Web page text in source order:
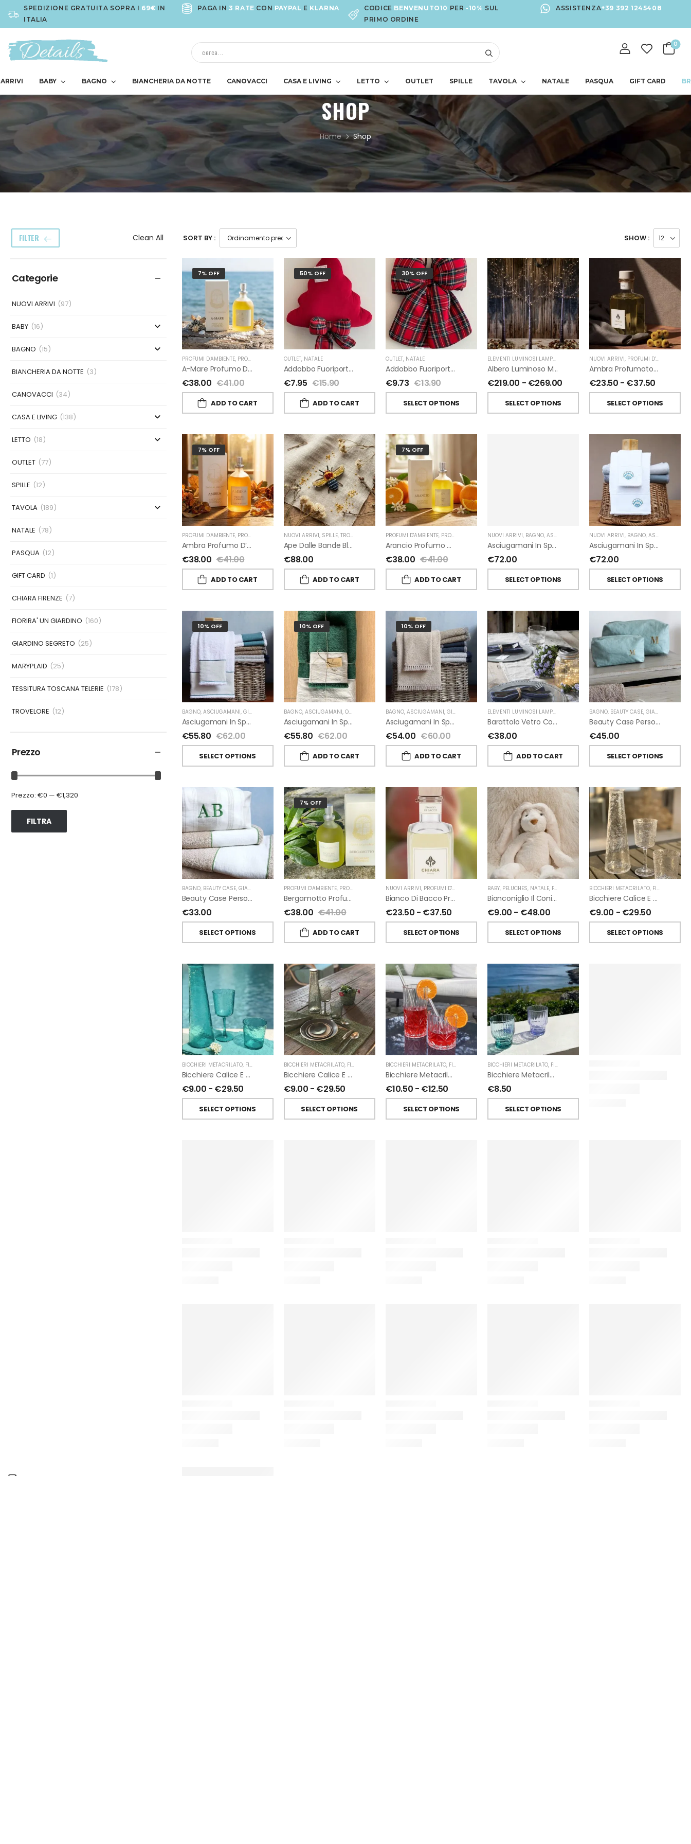
SPEDIZIONE GRATUITA SOPRA I 69€ IN
ITALIA
PAGA IN 3 RATE CON PAYPAL E KLARNA CODICE BENVENUTO10 PER -10% SUL
PRIMO ORDINE
ASSISTENZA+39 392 1245408
0
BABY BAGNO BIANCHERIA DA NOTTE CANOVACCI CASA E LIVING LETTO OUTLET SPILLE TAVOLA NATALE PASQUA GIFT CARD
SHOP
Home Shop
FILTER Clean All
Categorie
NUOVI ARRIVI (97)
BABY (16)
BAGNO (15)
BIANCHERIA DA NOTTE (3)
CANOVACCI (34)
CASA E LIVING (138)
LETTO (18)
OUTLET (77)
SPILLE (12)
TAVOLA (189)
NATALE (78)
PASQUA (12)
GIFT CARD (1)
CHIARA FIRENZE (7)
FIORIRA' UN GIARDINO (160)
GIARDINO SEGRETO (25)
MARYPLAID (25)
TESSITURA TOSCANA TELERIE (178)
TROVELORE (12)
Prezzo
FILTRA
Prezzo: €0 — €1,320
SORT BY : SHOW :
7% OFF
PROFUMI D'AMBIENTE, PROFUMI D'AMBIENTE FIORIRA' UN GIARDINO FIORIRA' UN GIARDINO
A-Mare Profumo D’ambiente Di Fiorirà Un Giardino
€38.00 €41.00
ADD TO CART
50% OFF
OUTLET, NATALE
Addobbo Fuoriporta Alberello Velluto Rosso Con Fiocchetto Tartan
€7.95 €15.90
ADD TO CART
30% OFF
OUTLET, NATALE
Addobbo Fuoriporta Fiocco In Velluto Rosso O In Tartan
€9.73 €13.90
SELECT OPTIONS
ELEMENTI LUMINOSI LAMPADE E LED NATALE,FIORIRA' UN GIARDINO
Albero Luminoso Marrone Interno-Esterno Di Fiorirà Un Giardino
€219.00 - €269.00
SELECT OPTIONS
NUOVI ARRIVI, PROFUMI D'AMBIENTE
Ambra Profumatori Per Ambiente A Bastoncini Di Chiara Firenze
€23.50 - €37.50
SELECT OPTIONS
7% OFF
PROFUMI D'AMBIENTE, PROFUMI D'AMBIENTE FIORIRA' UN GIARDINO ,FIORIRA' UN GIARDINO
Ambra Profumo D’ambiente Di Fiorirà Un Giardino
€38.00 €41.00
ADD TO CART
NUOVI ARRIVI, SPILLE, TROVELORE
Ape Dalle Bande Blu Spilla Decorata A Mano Di Trovelore
€88.00
ADD TO CART
7% OFF
PROFUMI D'AMBIENTE, PROFUMI D'AMBIENTE FIORIRA' UN GIARDINO ,FIORIRA' UN GIARDINO
Arancio Profumo D’ambiente Di Fiorirà Un Giardino
€38.00 €41.00
ADD TO CART
NUOVI ARRIVI, BAGNO, ASCIUGAMANI GIARDINO SEGRETO
Asciugamani In Spugna Con Fiori In Lino Applicati Di Giardino Segreto.
€72.00
SELECT OPTIONS
NUOVI ARRIVI, BAGNO, ASCIUGAMANI
Asciugamani In Spugna Con Ricami Marini Di Giardino Segreto.
€72.00
SELECT OPTIONS
10% OFF
BAGNO, ASCIUGAMANI, GIARDINO SEGRETO
Asciugamani In Spugna E Lino Di Giardino Segreto
€55.80 €62.00
SELECT OPTIONS
10% OFF
BAGNO, ASCIUGAMANI, OUTLET GIARDINO SEGRETO
Asciugamani In Spugna E Lino Di Giardino Segreto
€55.80 €62.00
ADD TO CART
10% OFF
BAGNO, ASCIUGAMANI, GIARDINO SEGRETO
Asciugamani In Spugna E Nappe Di Giardino Segreto
€54.00 €60.00
ADD TO CART
ELEMENTI LUMINOSI LAMPADE E LED NATALE,FIORIRA' UN GIARDINO
Barattolo Vetro Con Corda Energia Solare Esterno D11 H15.6 Cm
€38.00
ADD TO CART
BAGNO, BEAUTY CASE, GIARDINO SEGRETO
Beauty Case Personalizzati In Lino Resinato Antimacchia Giardino Segreto
€45.00
SELECT OPTIONS
BAGNO, BEAUTY CASE, GIARDINO SEGRETO
Beauty Case Personalizzati In Lino Rigato Giardino Segreto
€33.00
SELECT OPTIONS
7% OFF
PROFUMI D'AMBIENTE, PROFUMI D'AMBIENTE FIORIRA' UN GIARDINO ,FIORIRA' UN GIARDINO
Bergamotto Profumo D’ambiente Di Fiorirà Un Giardino
€38.00 €41.00
ADD TO CART
NUOVI ARRIVI, PROFUMI D'AMBIENTE PROFUMATORI A BASTONCINI,CHIARA FIRENZE
Bianco Di Bacco Profumatori Per Ambiente A Bastoncini Di Chiara Firenze
€23.50 - €37.50
SELECT OPTIONS
BABY, PELUCHES, NATALE, FIORIRA' UN GIARDINO
Bianconiglio Il Coniglio Dalle Lunghe Orecchie H50 Cm Di Fiorirà Un Giardino
€9.00 - €48.00
SELECT OPTIONS
BICCHIERI METACRILATO, FIORIRA' UN GIARDINO
Bicchiere Calice E Bottiglia Metacrilati Effetto Martellato Trasparente Di Fiorirà Un Giardino
€9.00 - €29.50
SELECT OPTIONS
BICCHIERI METACRILATO, FIORIRA' UN GIARDINO
Bicchiere Calice E Bottiglia Metacrilati Effetto Martellato Turchese Di Fiorirà Un Giardino
€9.00 - €29.50
SELECT OPTIONS
BICCHIERI METACRILATO, FIORIRA' UN GIARDINO
Bicchiere Calice E Bottiglia Metacrilati Effetto Martellato Verde Di Fiorirà Un Giardino
€9.00 - €29.50
SELECT OPTIONS
BICCHIERI METACRILATO, FIORIRA' UN GIARDINO
Bicchiere Metacrilato Diamante Di Fiorirà Un Giardino
€10.50 - €12.50
SELECT OPTIONS
BICCHIERI METACRILATO, FIORIRA' UN GIARDINO
Bicchiere Metacrilato Righe Impilabile Di Fiorirà Un Giardino
€8.50
SELECT OPTIONS